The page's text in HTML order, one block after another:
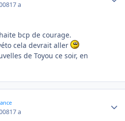
17 a
bcp de courage.
cela devrait aller
de Toyou ce soir, en
17 a